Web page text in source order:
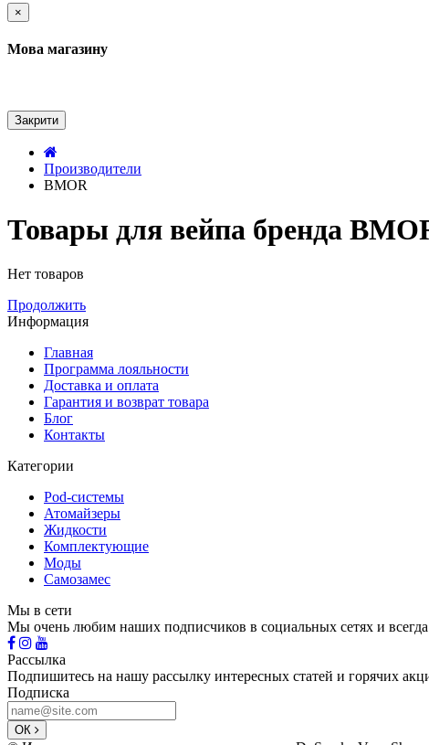
×
Мова магазину
Закрити
Производители
BMOR
Товары для вейпа бренда
Нет товаров
Продолжить
Информация
Главная
Программа лояльности
Доставка и оплата
Гарантия и возврат товара
Блог
Контакты
Категории
Pod-системы
Атомайзеры
Жидкости
Комплектующие
Моды
Самозамес
Мы в сети
Мы очень любим наших подписчиков в социальных сетях и
Рассылка
Подпишитесь на нашу рассылку интересных статей и горячих
Подписка
ОК